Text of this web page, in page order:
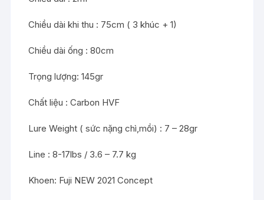
Chiều dài khi thu : 75cm ( 3 khúc + 1)
Chiều dài ống : 80cm
Trọng lượng: 145gr
Chất liệu : Carbon HVF
Lure Weight ( sức nặng chì,mồi) : 7 – 28gr
Line : 8-17lbs / 3.6 – 7.7 kg
Khoen: Fuji NEW 2021 Concept